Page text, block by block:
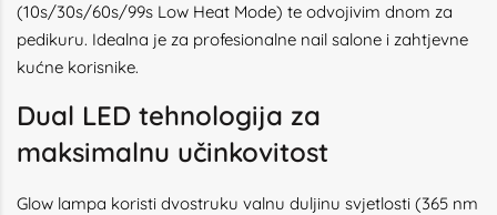
(10s/30s/60s/99s Low Heat Mode) te odvojivim dnom za
pedikuru. Idealna je za profesionalne nail salone i zahtjevne
kućne korisnike.
Dual LED tehnologija za
maksimalnu učinkovitost
Glow lampa koristi dvostruku valnu duljinu svjetlosti (365 nm